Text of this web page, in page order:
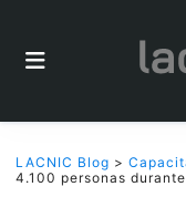
LACNIC Blog >
4.100 personas